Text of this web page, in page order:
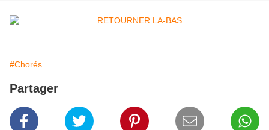
#Chorés
Partager